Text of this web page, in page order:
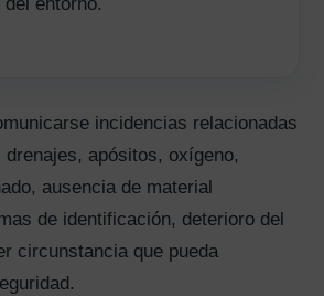
del entorno.
incidencias relacionadas
apósitos, oxígeno,
ausencia de material
de identificación, deterioro del
circunstancia que pueda